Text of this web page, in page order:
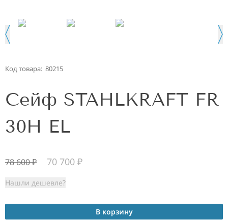
Код товара: 80215
Сейф STAHLKRAFT FR
30H EL
78 600₽ 70 700 ₽
Нашли дешевле?
В корзину